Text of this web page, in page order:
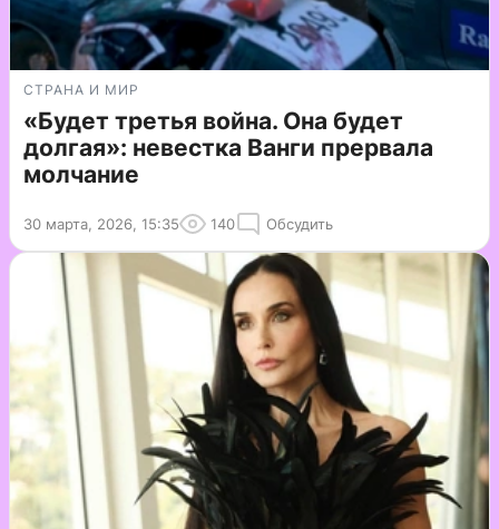
СТРАНА И МИР
«Будет третья война. Она будет
долгая»: невестка Ванги прервала
молчание
30 марта, 2026, 15:35 140 Обсудить